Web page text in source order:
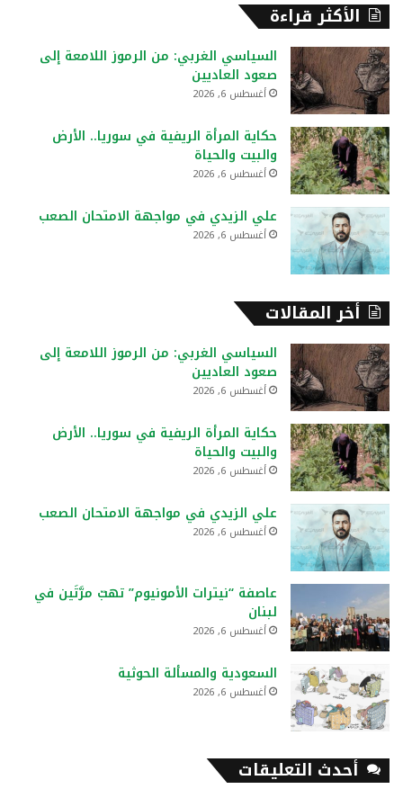
ن
الأكثر قراءة
السياسي الغربي: من الرموز اللامعة إلى
صعود العاديين
أغسطس 6, 2026
حكاية المرأة الريفية في سوريا.. الأرض
والبيت والحياة
أغسطس 6, 2026
علي الزيدي في مواجهة الامتحان الصعب
أغسطس 6, 2026
أخر المقالات
السياسي الغربي: من الرموز اللامعة إلى
صعود العاديين
أغسطس 6, 2026
حكاية المرأة الريفية في سوريا.. الأرض
والبيت والحياة
أغسطس 6, 2026
علي الزيدي في مواجهة الامتحان الصعب
أغسطس 6, 2026
عاصفة “نيترات الأمونيوم” تهبّ مرَّتَين في
لبنان
أغسطس 6, 2026
السعودية والمسألة الحوثية
أغسطس 6, 2026
أحدث التعليقات